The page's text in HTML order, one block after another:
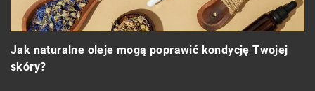
Jak naturalne oleje mogą poprawić kondycję Twojej
skóry?